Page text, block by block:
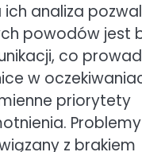
ich analiza
powodów jest
co
w
priorytety
Problemy
z brakiem